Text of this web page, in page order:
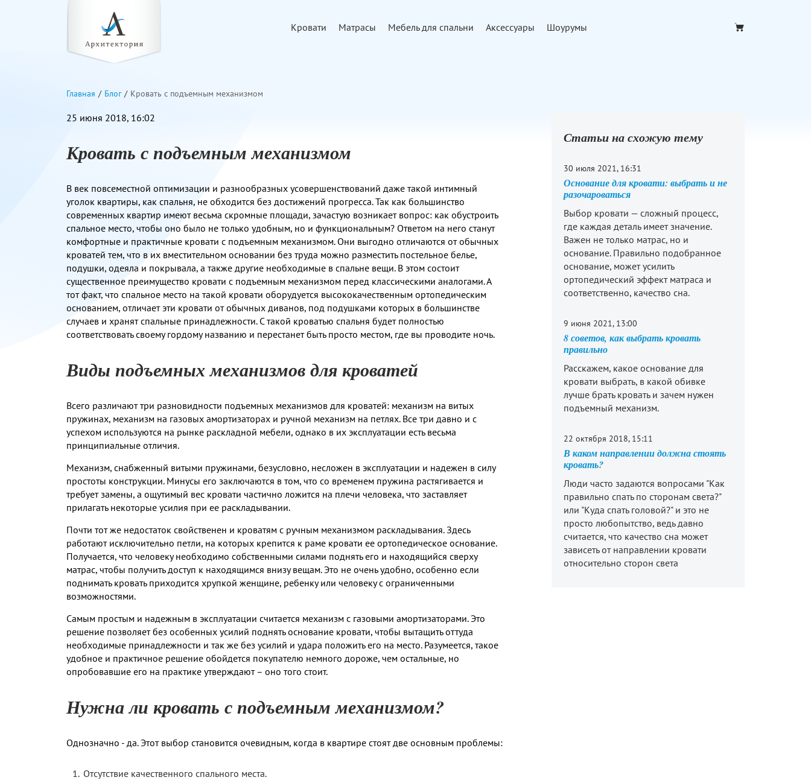
Кровати Матрасы Мебель для спальни Аксессуары Шоурумы
Главная Блог Кровать с подъемным механизмом
25 июня 2018, 16:02
Кровать с подъемным механизмом
В век повсеместной оптимизации и разнообразных усовершенствований даже такой интимный
уголок квартиры, как спальня, не обходится без достижений прогресса. Так как большинство
современных квартир имеют весьма скромные площади, зачастую возникает вопрос: как обустроить
спальное место, чтобы оно было не только удобным, но и функциональным? Ответом на него станут
комфортные и практичные кровати с подъемным механизмом. Они выгодно отличаются от обычных
кроватей тем, что в их вместительном основании без труда можно разместить постельное белье,
подушки, одеяла и покрывала, а также другие необходимые в спальне вещи. В этом состоит
существенное преимущество кровати с подъемным механизмом перед классическими аналогами. А
тот факт, что спальное место на такой кровати оборудуется высококачественным ортопедическим
основанием, отличает эти кровати от обычных диванов, под подушками которых в большинстве
случаев и хранят спальные принадлежности. С такой кроватью спальня будет полностью
соответствовать своему гордому названию и перестанет быть просто местом, где вы проводите ночь.
Виды подъемных механизмов для кроватей
Всего различают три разновидности подъемных механизмов для кроватей: механизм на витых
пружинах, механизм на газовых амортизаторах и ручной механизм на петлях. Все три давно и с
успехом используются на рынке раскладной мебели, однако в их эксплуатации есть весьма
принципиальные отличия.
Механизм, снабженный витыми пружинами, безусловно, несложен в эксплуатации и надежен в силу
простоты конструкции. Минусы его заключаются в том, что со временем пружина растягивается и
требует замены, а ощутимый вес кровати частично ложится на плечи человека, что заставляет
прилагать некоторые усилия при ее раскладывании.
Почти тот же недостаток свойственен и кроватям с ручным механизмом раскладывания. Здесь
работают исключительно петли, на которых крепится к раме кровати ее ортопедическое основание.
Получается, что человеку необходимо собственными силами поднять его и находящийся сверху
матрас, чтобы получить доступ к находящимся внизу вещам. Это не очень удобно, особенно если
поднимать кровать приходится хрупкой женщине, ребенку или человеку с ограниченными
возможностями.
Самым простым и надежным в эксплуатации считается механизм с газовыми амортизаторами. Это
решение позволяет без особенных усилий поднять основание кровати, чтобы вытащить оттуда
необходимые принадлежности и так же без усилий и удара положить его на место. Разумеется, такое
удобное и практичное решение обойдется покупателю немного дороже, чем остальные, но
опробовавшие его на практике утверждают – оно того стоит.
Нужна ли кровать с подъемным механизмом?
Однозначно - да. Этот выбор становится очевидным, когда в квартире стоят две основным проблемы:
Отсутствие качественного спального места.
Статьи на схожую тему
30 июля 2021, 16:31
Основание для кровати: выбрать и не
разочароваться
Выбор кровати — сложный процесс,
где каждая деталь имеет значение.
Важен не только матрас, но и
основание. Правильно подобранное
основание, может усилить
ортопедический эффект матраса и
соответственно, качество сна.
9 июня 2021, 13:00
8 советов, как выбрать кровать
правильно
Расскажем, какое основание для
кровати выбрать, в какой обивке
лучше брать кровать и зачем нужен
подъемный механизм.
22 октября 2018, 15:11
В каком направлении должна стоять
кровать?
Люди часто задаются вопросами "Как
правильно спать по сторонам света?"
или "Куда спать головой?" и это не
просто любопытство, ведь давно
считается, что качество сна может
зависеть от направлении кровати
относительно сторон света